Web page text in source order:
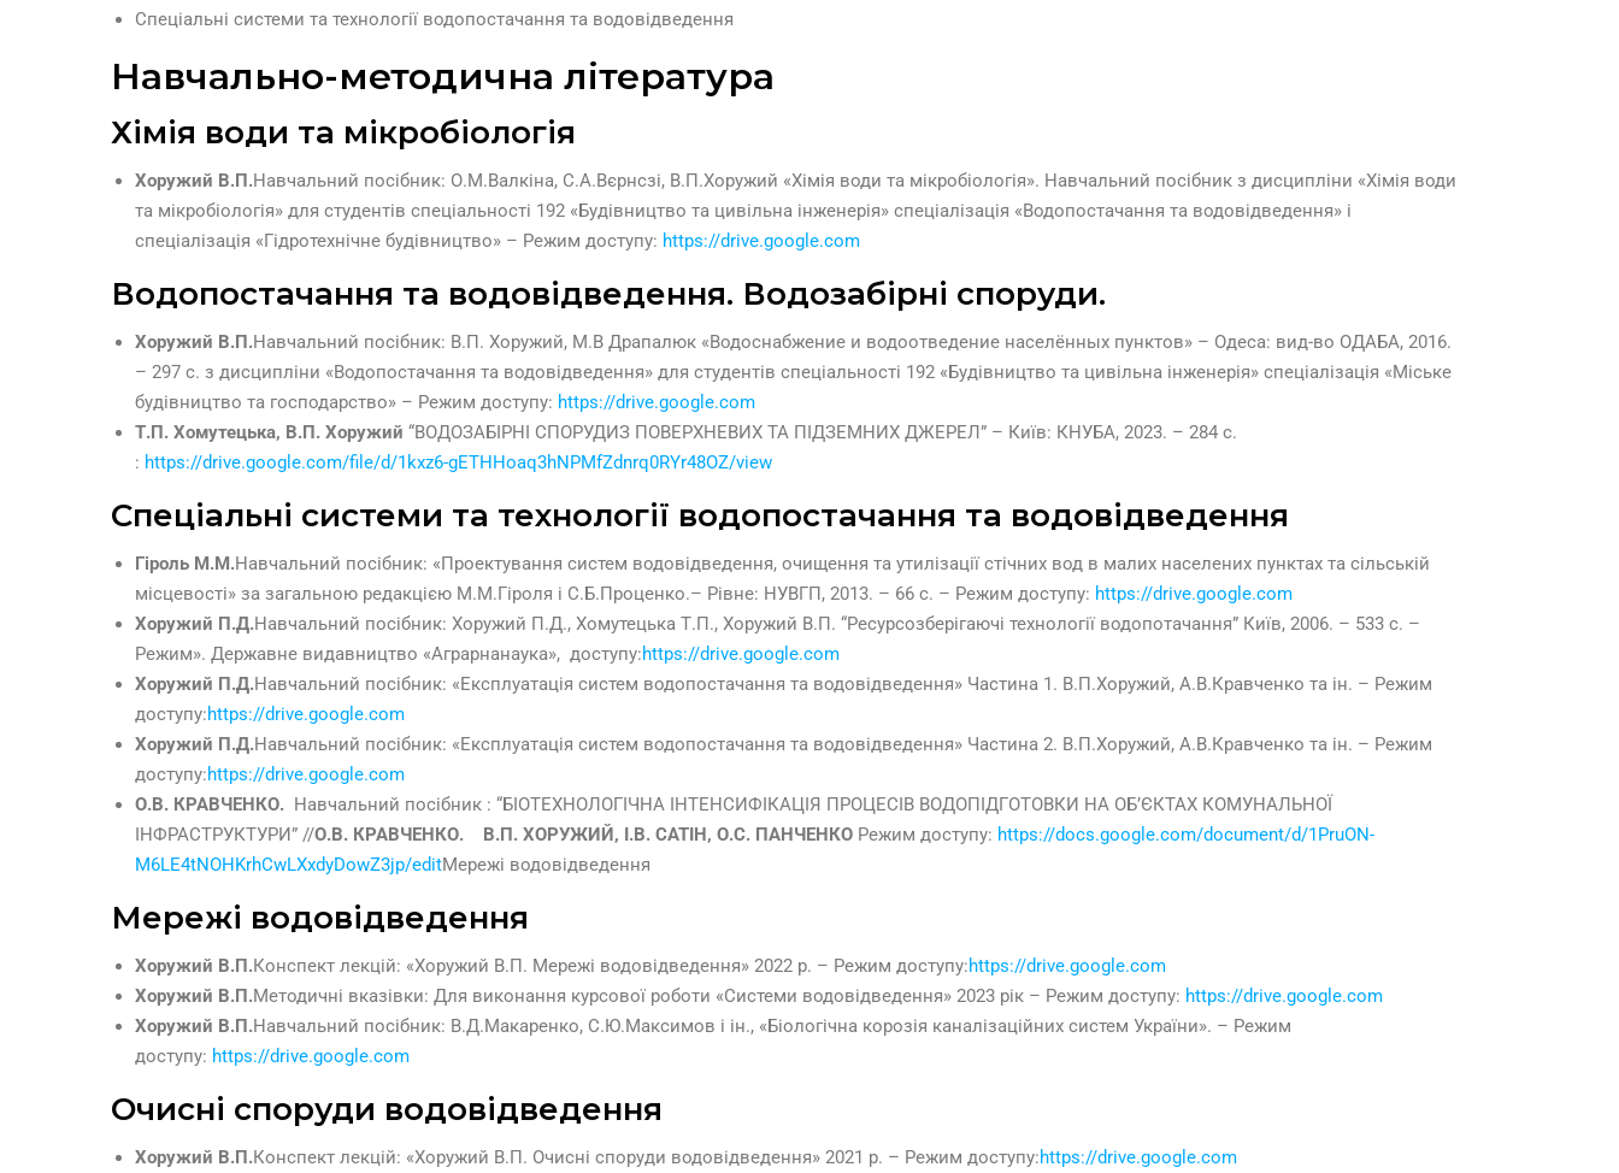
Спецiальнi системи та технологiї водопостачання та водовідведення
Навчально-методична література
Хімія води та мікробіологія
Хоружий В.П.Навчальний посібник: О.М.Валкіна, С.А.Вєрнсзі, В.П.Хоружий «Хімія води та мікробіологія». Навчальний посібник з дисципліни «Хімія води
та мікробіологія» для студентів спеціальності 192 «Будівництво та цивільна інженерія» спеціалізація «Водопостачання та водовідведення» і
спеціалізація «Гідротехнічне будівництво» – Режим доступу: https://drive.google.com
Водопостачання та водовідведення. Водозабірні споруди.
Хоружий В.П.Навчальний посібник: В.П. Хоружий, М.В Драпалюк «Водоснабжение и водоотведение населённых пунктов» – Одеса: вид-во ОДАБА, 2016.
– 297 с. з дисципліни «Водопостачання та водовідведення» для студентів спеціальності 192 «Будівництво та цивільна інженерія» спеціалізація «Міське
будівництво та господарство» – Режим доступу: https://drive.google.com
Т.П. Хомутецька, В.П. Хоружий “ВОДОЗАБІРНІ СПОРУДИЗ ПОВЕРХНЕВИХ ТА ПІДЗЕМНИХ ДЖЕРЕЛ” – Київ: КНУБА, 2023. – 284 с.
: https://drive.google.com/file/d/1kxz6-gETHHoaq3hNPMfZdnrq0RYr48OZ/view
Спецiальнi системи та технологiї водопостачання та водовідведення
Гіроль М.М.Навчальний посібник: «Проектування систем водовідведення, очищення та утилізації стічних вод в малих населених пунктах та сільській
місцевості» за загальною редакцією М.М.Гіроля і С.Б.Проценко.– Рівне: НУВГП, 2013. – 66 с. – Режим доступу: https://drive.google.com
Хоружий П.Д.Навчальний посібник: Хоружий П.Д., Хомутецька Т.П., Хоружий В.П. “Ресурсозберігаючі технології водопотачання” Київ, 2006. – 533 с. –
Режим». Державне видавництво «Аграрнанаука», доступу:https://drive.google.com
Хоружий П.Д.Навчальний посібник: «Експлуатація систем водопостачання та водовідведення» Частина 1. В.П.Хоружий, А.В.Кравченко та ін. – Режим
доступу:https://drive.google.com
Хоружий П.Д.Навчальний посібник: «Експлуатація систем водопостачання та водовідведення» Частина 2. В.П.Хоружий, А.В.Кравченко та ін. – Режим
доступу:https://drive.google.com
О.В. КРАВЧЕНКО. Навчальний посібник : “БІОТЕХНОЛОГІЧНА ІНТЕНСИФІКАЦІЯ ПРОЦЕСІВ ВОДОПІДГОТОВКИ НА ОБ’ЄКТАХ КОМУНАЛЬНОЇ
ІНФРАСТРУКТУРИ” //О.В. КРАВЧЕНКО. В.П. ХОРУЖИЙ, І.В. САТІН, О.С. ПАНЧЕНКО Режим доступу: https://docs.google.com/document/d/1PruON-
M6LE4tNOHKrhCwLXxdyDowZ3jp/editМережі водовідведення
Мережі водовідведення
Хоружий В.П.Конспект лекцій: «Хоружий В.П. Мережі водовідведення» 2022 р. – Режим доступу:https://drive.google.com
Хоружий В.П.Методичні вказівки: Для виконання курсової роботи «Системи водовідведення» 2023 рік – Режим доступу: https://drive.google.com
Хоружий В.П.Навчальний посібник: В.Д.Макаренко, С.Ю.Максимов і ін., «Біологічна корозія каналізаційних систем України». – Режим
доступу: https://drive.google.com
Очисні споруди водовідведення
Хоружий В.П.Конспект лекцій: «Хоружий В.П. Очисні споруди водовідведення» 2021 р. – Режим доступу:https://drive.google.com